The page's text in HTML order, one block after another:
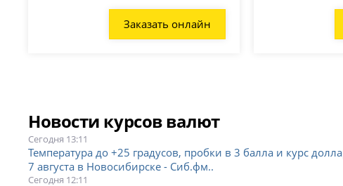
Заказать онлайн
Новости курсов валют
Сегодня 13:11
Температура до +25 градусов, пробки в 3 балла и курс
7 августа в Новосибирске - Сиб.фм..
Сегодня 12:11